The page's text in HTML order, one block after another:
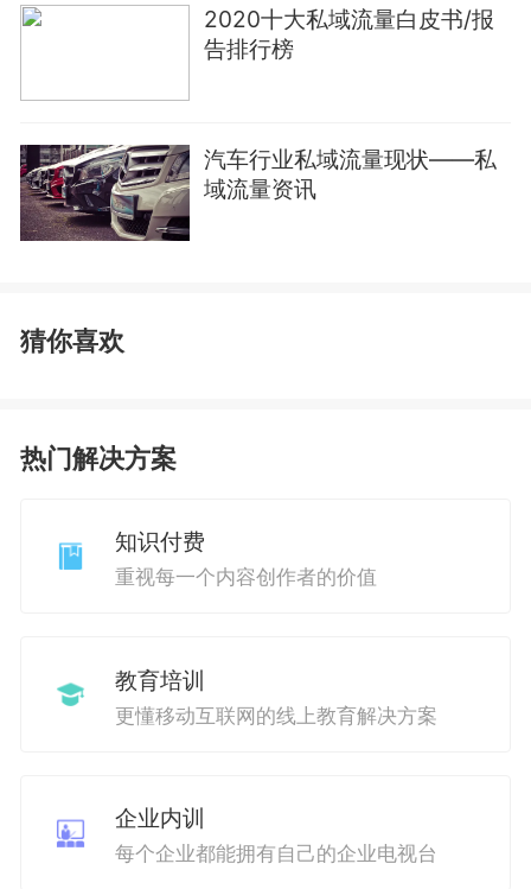
2020十大私域流量白皮书/报
告排行榜
汽车行业私域流量现状——私
域流量资讯
猜你喜欢
热门解决方案
知识付费
重视每一个内容创作者的价值
教育培训
更懂移动互联网的线上教育解决方案
企业内训
每个企业都能拥有自己的企业电视台